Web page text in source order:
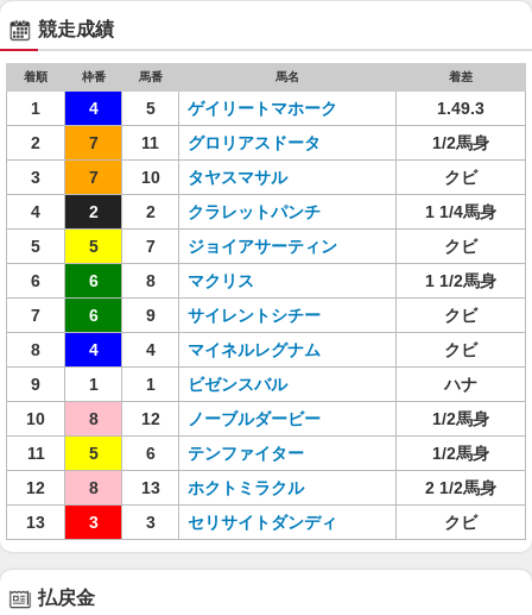
競走成績
着順 枠番 馬番 馬名 着差
1 4 5 ゲイリートマホーク
1.49.3
2
7 11 グロリアスドータ
1/2馬身
3
7 10 タヤスマサル
クビ
4
2 2 クラレットパンチ
1 1/4馬身
5
5 7 ジョイアサーティン
クビ
6
6 8 マクリス
1 1/2馬身
7
6 9 サイレントシチー
クビ
8
4 4 マイネルレグナム
クビ
9
1 1 ビゼンスバル
ハナ
10
8 12 ノーブルダービー
1/2馬身
11
5 6 テンファイター
1/2馬身
12
8 13 ホクトミラクル
2 1/2馬身
13
3 3 セリサイトダンディ クビ
払戻金